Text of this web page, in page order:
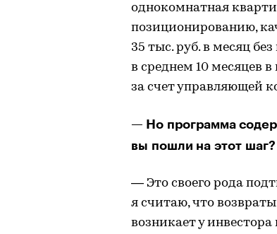
однокомнатная
позиционированию,
35 тыс. руб. в месяц
в среднем 10 месяцев
за счет управляющей
— Но программа
вы пошли на этот шаг?
— Это своего рода
я считаю, что
возникает у